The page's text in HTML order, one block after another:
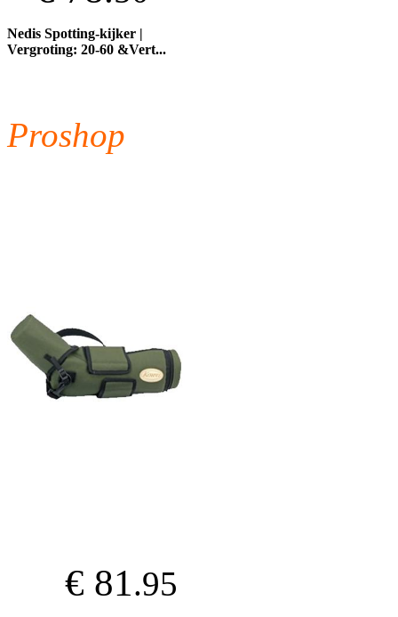
Nedis Spotting-kijker |
Vergroting: 20-60 &Vert...
Proshop
€ 81.95